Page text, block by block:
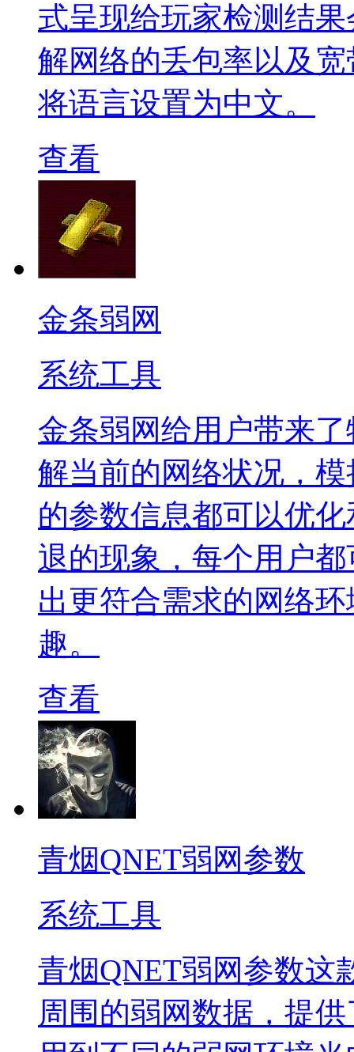
式呈现给玩家检测结
解网络的丢包率以及
将语言设置为中文。
查看
金条弱网
系统工具
金条弱网给用户带来
解当前的网络状况，
的参数信息都可以优
退的现象，每个用户
出更符合需求的网络
趣。
查看
青烟QNET弱网参数
系统工具
青烟QNET弱网参数这
周围的弱网数据，提